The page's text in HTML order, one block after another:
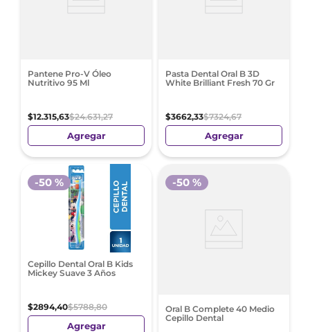
Pantene Pro-V Óleo
Nutritivo 95 Ml
$12.315,63$24.631,27
Agregar
Pasta Dental Oral B 3D
White Brilliant Fresh 70 Gr
$3662,33$7324,67
Agregar
Cepillo Dental Oral B Kids
Mickey Suave 3 Años
$2894,40$5788,80
-50 %
Agregar
Oral B Complete 40 Medio
Cepillo Dental
-50 %